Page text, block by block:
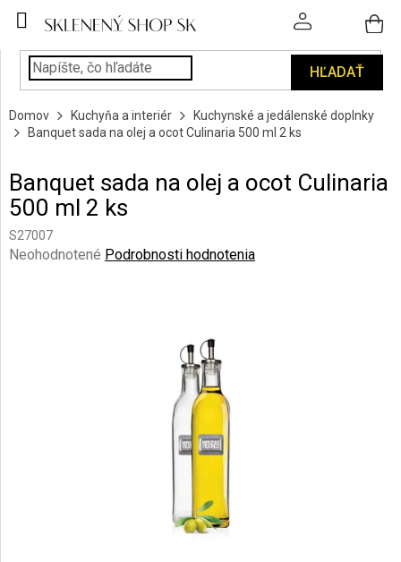
HĽADAŤ
POHÁRE
PODÁVANIE
NÁPOJOV
KUCHYŇA
A
INTERIÉR
Domov Kuchyňa a interiér
Kuchynské a jedálenské doplnky
Banquet sada na olej a ocot Culinaria 500 ml 2 ks
Banquet sada na olej a ocot Culinaria
500 ml 2 ks
S27007
Priemerné
Neohodnotené Podrobnosti hodnotenia